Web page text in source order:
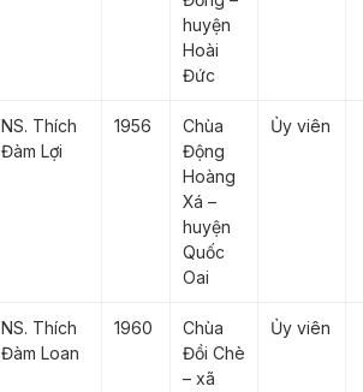
huyện
Hoài
Đức
NS. Thích
Đàm Lợi
1956
Chùa
Động
Hoàng
Xá –
huyện
Quốc
Oai
Ủy viên
NS. Thích
Đàm Loan
1960
Chùa
Đồi Chè
– xã
Ủy viên